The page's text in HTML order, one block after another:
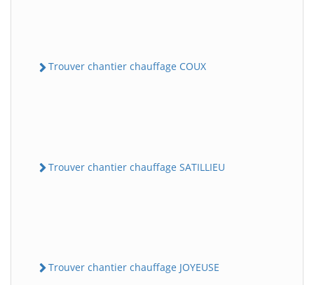
Trouver chantier chauffage COUX
Trouver chantier chauffage SATILLIEU
Trouver chantier chauffage JOYEUSE